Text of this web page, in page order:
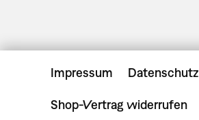
Impressum Datenschutz
Shop-Vertrag widerrufen